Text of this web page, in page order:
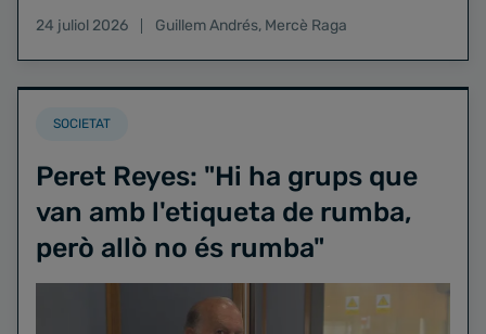
24 juliol 2026
Guillem Andrés, Mercè Raga
SOCIETAT
Peret Reyes: "Hi ha grups que
van amb l'etiqueta de rumba,
però allò no és rumba"